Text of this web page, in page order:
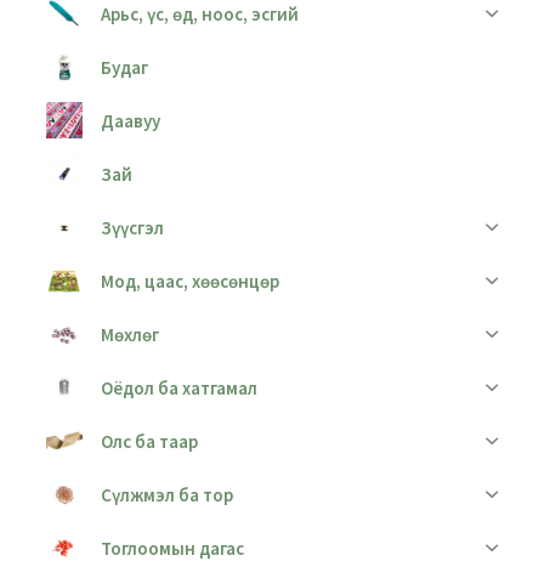
Арьс, үс, өд, ноос, эсгий
Будаг
Даавуу
Зай
Зүүсгэл
Мод, цаас, хөөсөнцөр
Мөхлөг
Оёдол ба хатгамал
Олс ба таар
Сүлжмэл ба тор
Тоглоомын дагас